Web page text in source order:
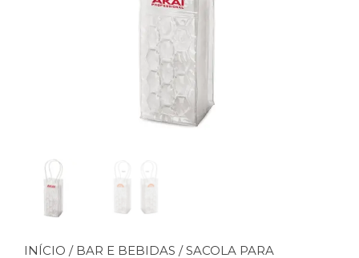
INÍCIO / BAR E BEBIDAS / SACOLA PARA